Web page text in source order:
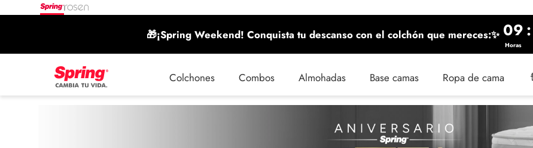
🎁¡Spring Weekend! Conquista tu descanso con el colchón que mereces:✨ 09
Horas
:
Colchones Combos Almohadas Base camas Ropa de cama